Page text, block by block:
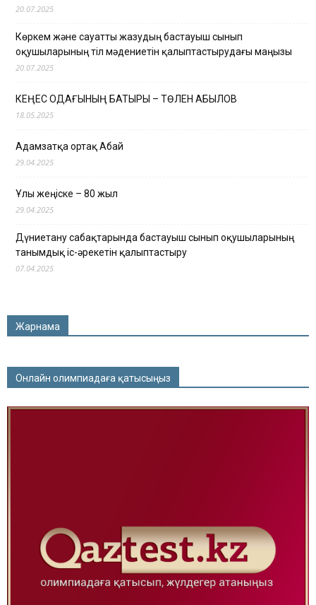
20.07.2025
Көркем және сауатты жазудың бастауыш сынып
оқушыларының тіл мәдениетін қалыптастырудағы маңызы
20.07.2025
КЕҢЕС ОДАҒЫНЫҢ БАТЫРЫ – ТӨЛЕН ҚАБЫЛОВ
18.05.2025
Адамзатқа ортақ Абай
29.04.2025
Ұлы жеңіске – 80 жыл
29.04.2025
Дүниетану сабақтарында бастауыш сынып оқушыларының
танымдық іс-әрекетін қалыптастыру
07.04.2025
Жарнама
Онлайн олимпиадаға қатысыңыз